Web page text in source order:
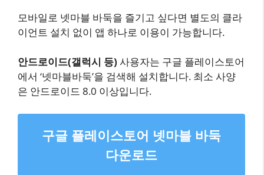
모바일로 넷마블 바둑을 즐기고 싶다면 별도의 클라
이언트 설치 없이 앱 하나로 이용이 가능합니다.
안드로이드(갤럭시 등) 사용자는 구글 플레이스토어
에서 ‘넷마블바둑’을 검색해 설치합니다. 최소 사양
은 안드로이드 8.0 이상입니다.
구글 플레이스토어 넷마블 바둑
다운로드